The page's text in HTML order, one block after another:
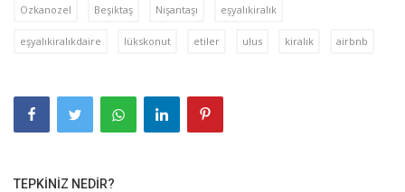
Ozkanozel Beşiktaş Nişantaşı eşyalıkiralık
eşyalıkiralıkdaire lükskonut etiler ulus kiralık airbnb
TEPKINIZ NEDIR?